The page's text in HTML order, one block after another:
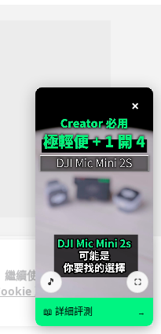
繼續使用
政
×
🎵 ⛶
📖 詳細評測 →